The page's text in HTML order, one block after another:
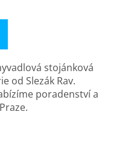
stojánková
od Slezák Rav.
poradenství a